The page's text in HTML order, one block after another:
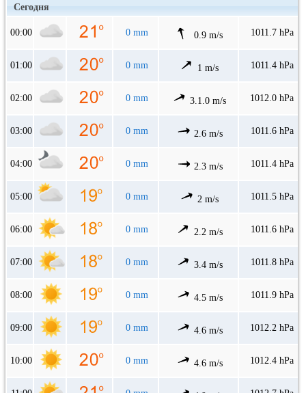
Сегодня
00:00 0 mm 0.9 m/s 1011.7 hPa
01:00 0 mm 1 m/s 1011.4 hPa
02:00 0 mm 3.1.0 m/s 1012.0 hPa
03:00 0 mm 2.6 m/s 1011.6 hPa
04:00 0 mm 2.3 m/s 1011.4 hPa
05:00 0 mm 2 m/s 1011.5 hPa
06:00 0 mm 2.2 m/s 1011.6 hPa
07:00 0 mm 3.4 m/s 1011.8 hPa
08:00 0 mm 4.5 m/s 1011.9 hPa
09:00 0 mm 4.6 m/s 1012.2 hPa
10:00 0 mm 4.6 m/s 1012.4 hPa